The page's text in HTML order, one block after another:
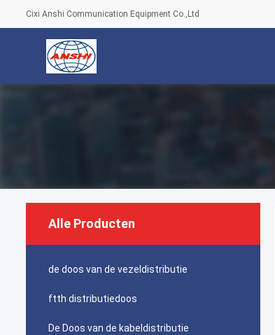
Cixi Anshi Communication Equipment Co.,Ltd
Alle Producten
de doos van de vezeldistributie
ftth distributiedoos
De Doos van de kabeldistributie